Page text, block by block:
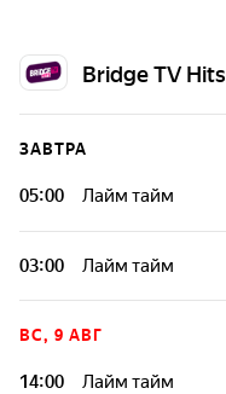
Bridge TV Hits
ЗАВТРА
05:00 Лайм тайм
03:00 Лайм тайм
ВС, 9 АВГ
14:00 Лайм тайм